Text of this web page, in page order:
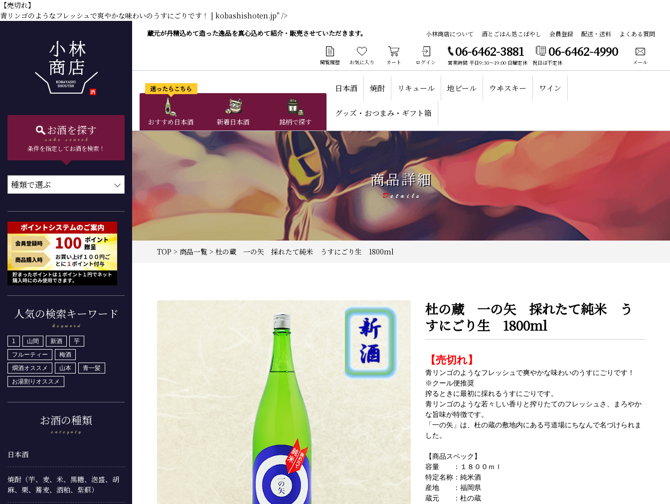
【売切れ】
青リンゴのようなフレッシュで爽やかな味わいのうすにごりです！ | kobashishoten.jp" />
お酒を探す
条件を指定してお酒を検索！
人気の検索キーワード
1 山間 新酒
芋
フルーティー
梅酒
燗酒オススメ
山本
青一髪
お湯割りオススメ
お酒の種類
日本酒
焼酎（芋、麦、米、黒糖、泡盛、胡
麻、栗、蕎麦、酒粕、紫蘇）
蔵元が丹精込めて造った逸品を真心込めて紹介・販売させていただきます。 小林商店について 酒とごはん処こばやし 会員登録 配送・送料 よくある質問
閲覧履歴 お気に入り カート ログイン
06-6462-3881
営業時間 平日9:30～19:00 日曜定休 祝日は不定休
06-6462-4990
メール
おすすめ日本酒
迷ったらこちら
新着日本酒 銘柄で探す
日本酒 焼酎 リキュール 地ビール ウヰスキー ワイン
グッズ・おつまみ・ギフト箱
商品詳細
TOP > 商品一覧 > 杜の蔵 一の矢 採れたて純米 うすにごり生 1800ml
杜の蔵 一の矢 採れたて純米 う
すにごり生 1800ml
【売切れ】
青リンゴのようなフレッシュで爽やかな味わいのうすにごりです！
※クール便推奨
搾るときに最初に採れるうすにごりです。
青リンゴのような若々しい香りと搾りたてのフレッシュさ、まろやか
な旨味が特徴です。
「一の矢」は、杜の蔵の敷地内にある弓道場にちなんで名づけられま
した。
【商品スペック】
容量 ：１８００ｍｌ
特定名称：純米酒
産地 ：福岡県
蔵元 ：杜の蔵